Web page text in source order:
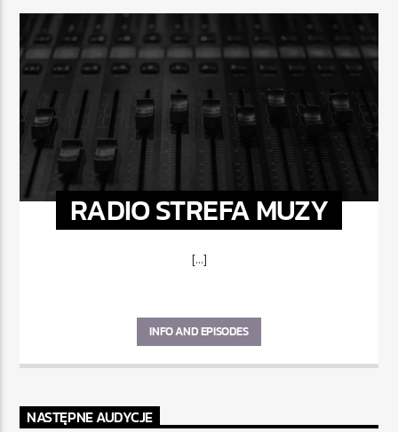
RADIO STREFA MUZY
[...]
INFO AND EPISODES
NASTĘPNE AUDYCJE